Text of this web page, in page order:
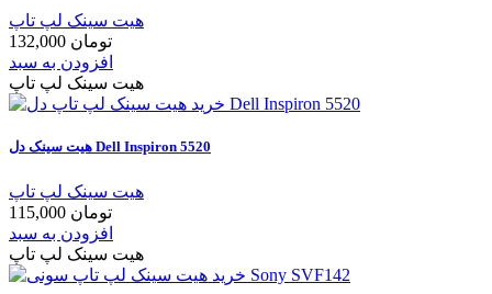
هیت سینک لپ تاپ
132,000 تومان
افزودن به سبد
هیت سینک لپ تاپ
هیت سینک دل Dell Inspiron 5520
هیت سینک لپ تاپ
115,000 تومان
افزودن به سبد
هیت سینک لپ تاپ